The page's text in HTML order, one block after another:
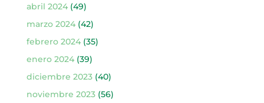
abril 2024(49)
marzo 2024(42)
febrero 2024(35)
enero 2024(39)
diciembre 2023(40)
noviembre 2023(56)